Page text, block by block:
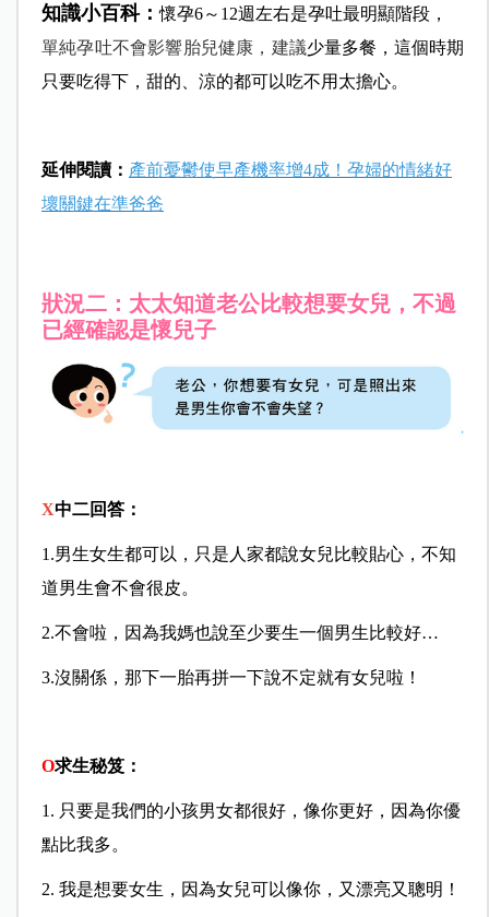
知識小百科：懷孕6～12週左右是孕吐最明顯階段，
單純孕吐不會影響胎兒健康，建議少量多餐，這個時期
只要吃得下，甜的、涼的都可以吃不用太擔心。
延伸閱讀： 產前憂鬱使早產機率增4成！孕婦的情緒好
壞關鍵在準爸爸
狀況二：太太知道老公比較想要女兒，不過
已經確認是懷兒子
X中二回答：
1.男生女生都可以，只是人家都說女兒比較貼心，不知
道男生會不會很皮。
2.不會啦，因為我媽也說至少要生一個男生比較好…
3.沒關係，那下一胎再拼一下說不定就有女兒啦！
O求生秘笈：
1. 只要是我們的小孩男女都很好，像你更好，因為你優
點比我多。
2. 我是想要女生，因為女兒可以像你，又漂亮又聰明！